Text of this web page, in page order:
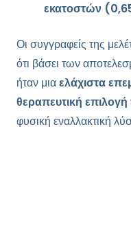
εκατοστών
Οι συγγραφείς της
ότι βάσει των
ήταν μιαελάχιστα
θεραπευτική επιλογή
φυσική εναλλακτική